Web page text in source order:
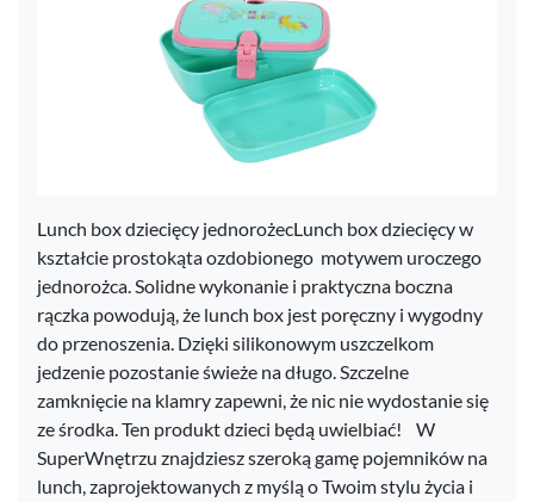
Lunch box dziecięcy jednorożecLunch box dziecięcy w
kształcie prostokąta ozdobionego motywem uroczego
jednorożca. Solidne wykonanie i praktyczna boczna
rączka powodują, że lunch box jest poręczny i wygodny
do przenoszenia. Dzięki silikonowym uszczelkom
jedzenie pozostanie świeże na długo. Szczelne
zamknięcie na klamry zapewni, że nic nie wydostanie się
ze środka. Ten produkt dzieci będą uwielbiać! W
SuperWnętrzu znajdziesz szeroką gamę pojemników na
lunch, zaprojektowanych z myślą o Twoim stylu życia i